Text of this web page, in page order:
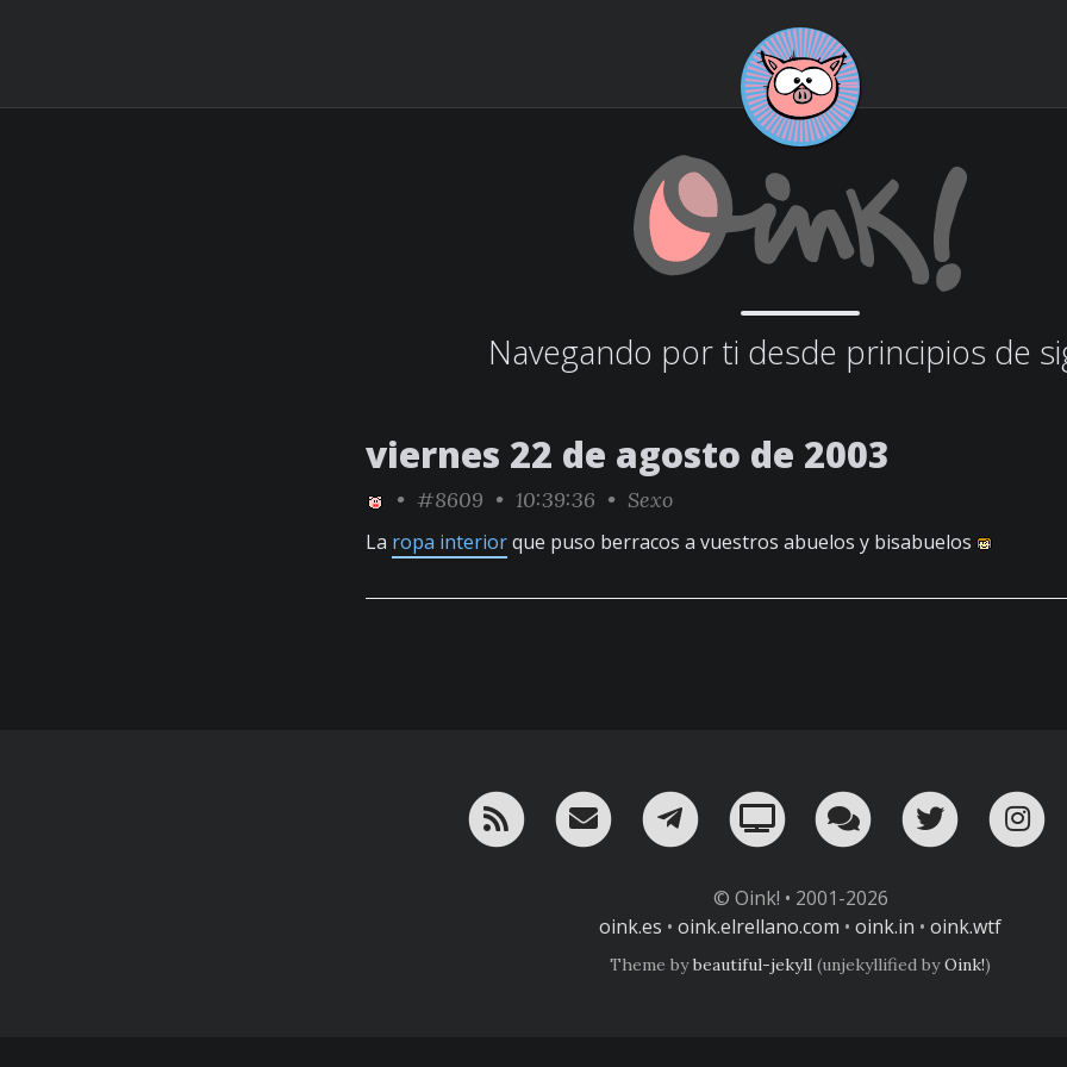
Navegando por ti desde principios de
viernes 22 de agosto de 2003
• #8609 • 10:39:36 • Sexo
La ropa interiorque puso berracos a vuestros abuelos y bisabuelos
RSS ¡Mándame un email!
¡Nuestro canal en Telegram!
Oink! TV Charla conTwitter
© Oink! • 2001-2026
oink.es • oink.elrellano.com • oink.in • oink.wtf
Theme bybeautiful-jekyll (unjekyllified byOink!)